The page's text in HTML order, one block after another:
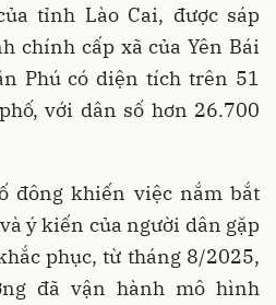
tỉnh Lào Cai, được sáp
chính cấp xã của Yên Bái
Phú có diện tích trên 51
với dân số hơn 26.700
đông khiến việc nắm bắt
ý kiến của người dân gặp
phục, từ tháng 8/2025,
đã vận hành mô hình